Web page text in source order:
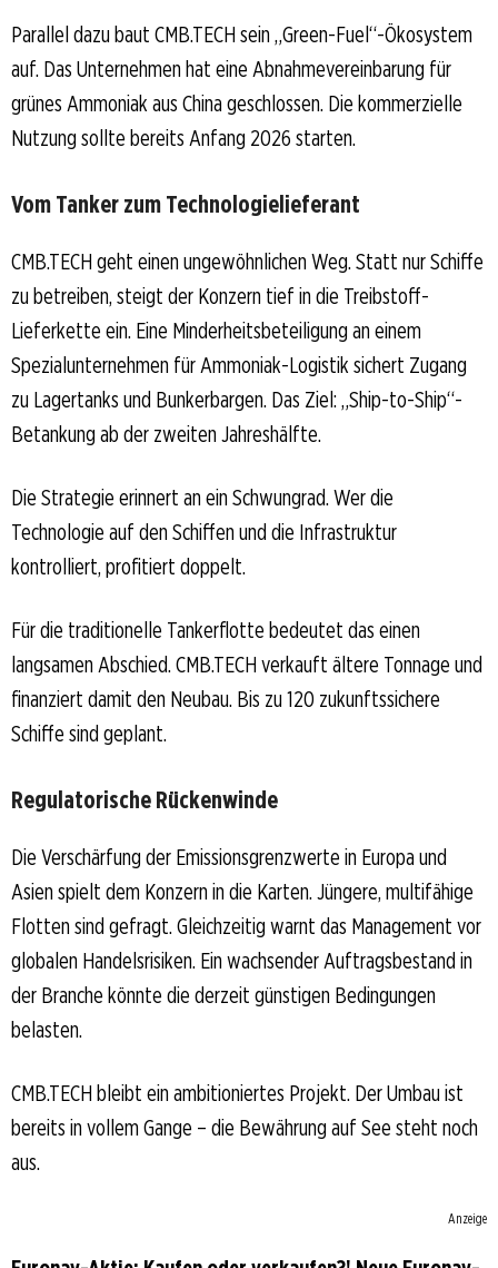
Parallel dazu baut CMB.TECH sein „Green-Fuel“-Ökosystem
auf. Das Unternehmen hat eine Abnahmevereinbarung für
grünes Ammoniak aus China geschlossen. Die kommerzielle
Nutzung sollte bereits Anfang 2026 starten.
Vom Tanker zum Technologielieferant
CMB.TECH geht einen ungewöhnlichen Weg. Statt nur Schiffe
zu betreiben, steigt der Konzern tief in die Treibstoff-
Lieferkette ein. Eine Minderheitsbeteiligung an einem
Spezialunternehmen für Ammoniak-Logistik sichert Zugang
zu Lagertanks und Bunkerbargen. Das Ziel: „Ship-to-Ship“-
Betankung ab der zweiten Jahreshälfte.
Die Strategie erinnert an ein Schwungrad. Wer die
Technologie auf den Schiffen und die Infrastruktur
kontrolliert, profitiert doppelt.
Für die traditionelle Tankerflotte bedeutet das einen
langsamen Abschied. CMB.TECH verkauft ältere Tonnage und
finanziert damit den Neubau. Bis zu 120 zukunftssichere
Schiffe sind geplant.
Regulatorische Rückenwinde
Die Verschärfung der Emissionsgrenzwerte in Europa und
Asien spielt dem Konzern in die Karten. Jüngere, multifähige
Flotten sind gefragt. Gleichzeitig warnt das Management vor
globalen Handelsrisiken. Ein wachsender Auftragsbestand in
der Branche könnte die derzeit günstigen Bedingungen
belasten.
CMB.TECH bleibt ein ambitioniertes Projekt. Der Umbau ist
bereits in vollem Gange – die Bewährung auf See steht noch
aus.
Anzeige